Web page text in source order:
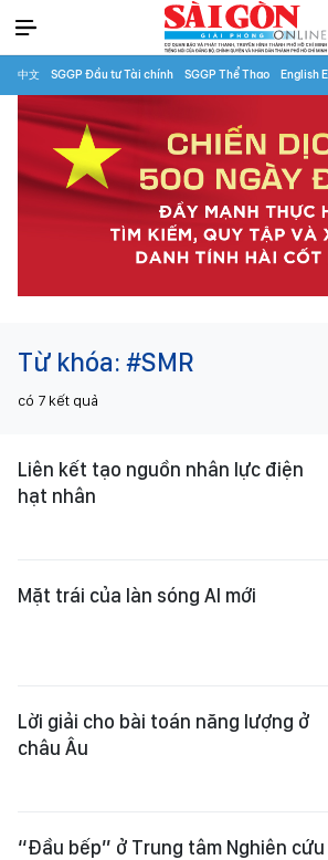
中文 SGGP Đầu tư Tài chính SGGP Thể Thao English
Từ khóa: #SMR
có 7 kết quả
Liên kết tạo nguồn nhân lực điện
hạt nhân
Mặt trái của làn sóng AI mới
Lời giải cho bài toán năng lượng ở
châu Âu
“Đầu bếp” ở Trung tâm Nghiên cứu